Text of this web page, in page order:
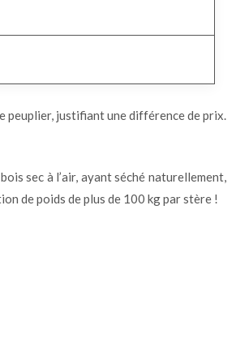
peuplier, justifiant une différence de prix.
sec à l’air, ayant séché naturellement,
de poids de plus de 100 kg par stère !